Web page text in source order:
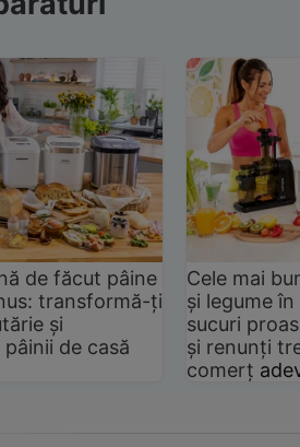
de făcut pâine
transformă-ți
și
de casă
Cele mai
și legume
sucuri
și renunți
comerț